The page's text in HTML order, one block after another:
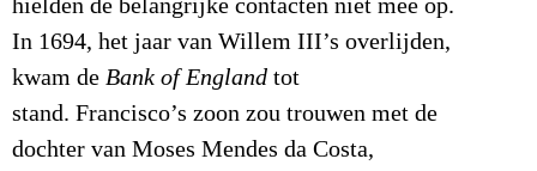
hielden de belangrijke contacten niet mee op.
In 1694, het jaar van Willem III’s overlijden,
kwam de Bank of England tot
stand. Francisco’s zoon zou trouwen met de
dochter van Moses Mendes da Costa,